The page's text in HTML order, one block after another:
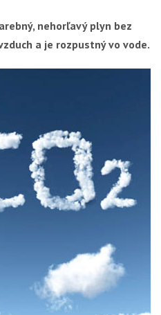
nehorľavý plyn bez
a je rozpustný vo vode.